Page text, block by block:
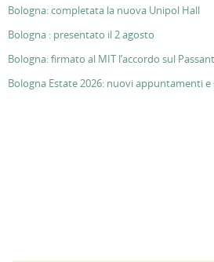
Bologna: completata la nuova Unipol Hall
Bologna : presentato il 2 agosto
Bologna: firmato al MIT l’accordo sul
Bologna Estate 2026: nuovi appuntamenti